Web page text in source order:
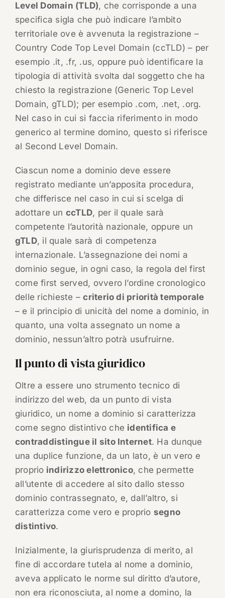
Level Domain (TLD), che corrisponde a una
specifica sigla che può indicare l’ambito
territoriale ove è avvenuta la registrazione –
Country Code Top Level Domain (ccTLD) – per
esempio .it, .fr, .us, oppure può identificare la
tipologia di attività svolta dal soggetto che ha
chiesto la registrazione (Generic Top Level
Domain, gTLD); per esempio .com, .net, .org.
Nel caso in cui si faccia riferimento in modo
generico al termine domino, questo si riferisce
al Second Level Domain.
Ciascun nome a dominio deve essere
registrato mediante un’apposita procedura,
che differisce nel caso in cui si scelga di
adottare un ccTLD, per il quale sarà
competente l’autorità nazionale, oppure un
gTLD, il quale sarà di competenza
internazionale. L’assegnazione dei nomi a
dominio segue, in ogni caso, la regola del first
come first served, ovvero l’ordine cronologico
delle richieste –criterio di priorità temporale
– e il principio di unicità del nome a dominio, in
quanto, una volta assegnato un nome a
dominio, nessun’altro potrà usufruirne.
Il punto di vista giuridico
Oltre a essere uno strumento tecnico di
indirizzo del web, da un punto di vista
giuridico, un nome a dominio si caratterizza
come segno distintivo che identifica e
contraddistingue il sito Internet. Ha dunque
una duplice funzione, da un lato, è un vero e
proprio indirizzo elettronico, che permette
all’utente di accedere al sito dallo stesso
dominio contrassegnato, e, dall’altro, si
caratterizza come vero e proprio segno
distintivo.
Inizialmente, la giurisprudenza di merito, al
fine di accordare tutela al nome a dominio,
aveva applicato le norme sul diritto d’autore,
non era riconosciuta, al nome a domino, la